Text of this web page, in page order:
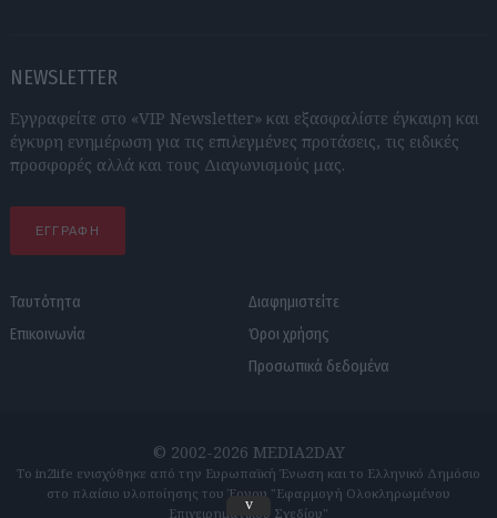
NEWSLETTER
Εγγραφείτε στο «VIP Newsletter» και εξασφαλίστε έγκαιρη και
έγκυρη ενημέρωση για τις επιλεγμένες προτάσεις, τις ειδικές
προσφορές αλλά και τους Διαγωνισμούς μας.
ΕΓΓΡΑΦΗ
Ταυτότητα
Επικοινωνία
Διαφημιστείτε
Όροι χρήσης
Προσωπικά δεδομένα
© 2002-2026 MEDIA2DAY
Το in2life ενισχύθηκε από την Ευρωπαϊκή Ένωση και το Ελληνικό Δημόσιο
στο πλαίσιο υλοποίησης του Έργου "Εφαρμογή Ολοκληρωμένου
Επιχειρηματικού Σχεδίου"
v